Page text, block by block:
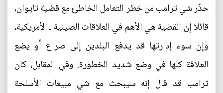
حذّر شي ترامب من خطر التعامل الخاطئ مع قضية تايوان،
قائلا إن القضية هي الأهم في العلاقات الصينية ـ الأمريكية،
وإن سوء إدارتها قد يدفع البلدين إلى صراع أو يضع
العلاقة كلها في وضع شديد الخطورة. وفي المقابل، كان
ترامب قد قال إنه سيبحث مع شي مبيعات الأسلحة